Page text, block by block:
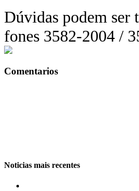
Dúvidas podem ser
fones 3582-2004 /
Comentarios
Noticias mais recentes